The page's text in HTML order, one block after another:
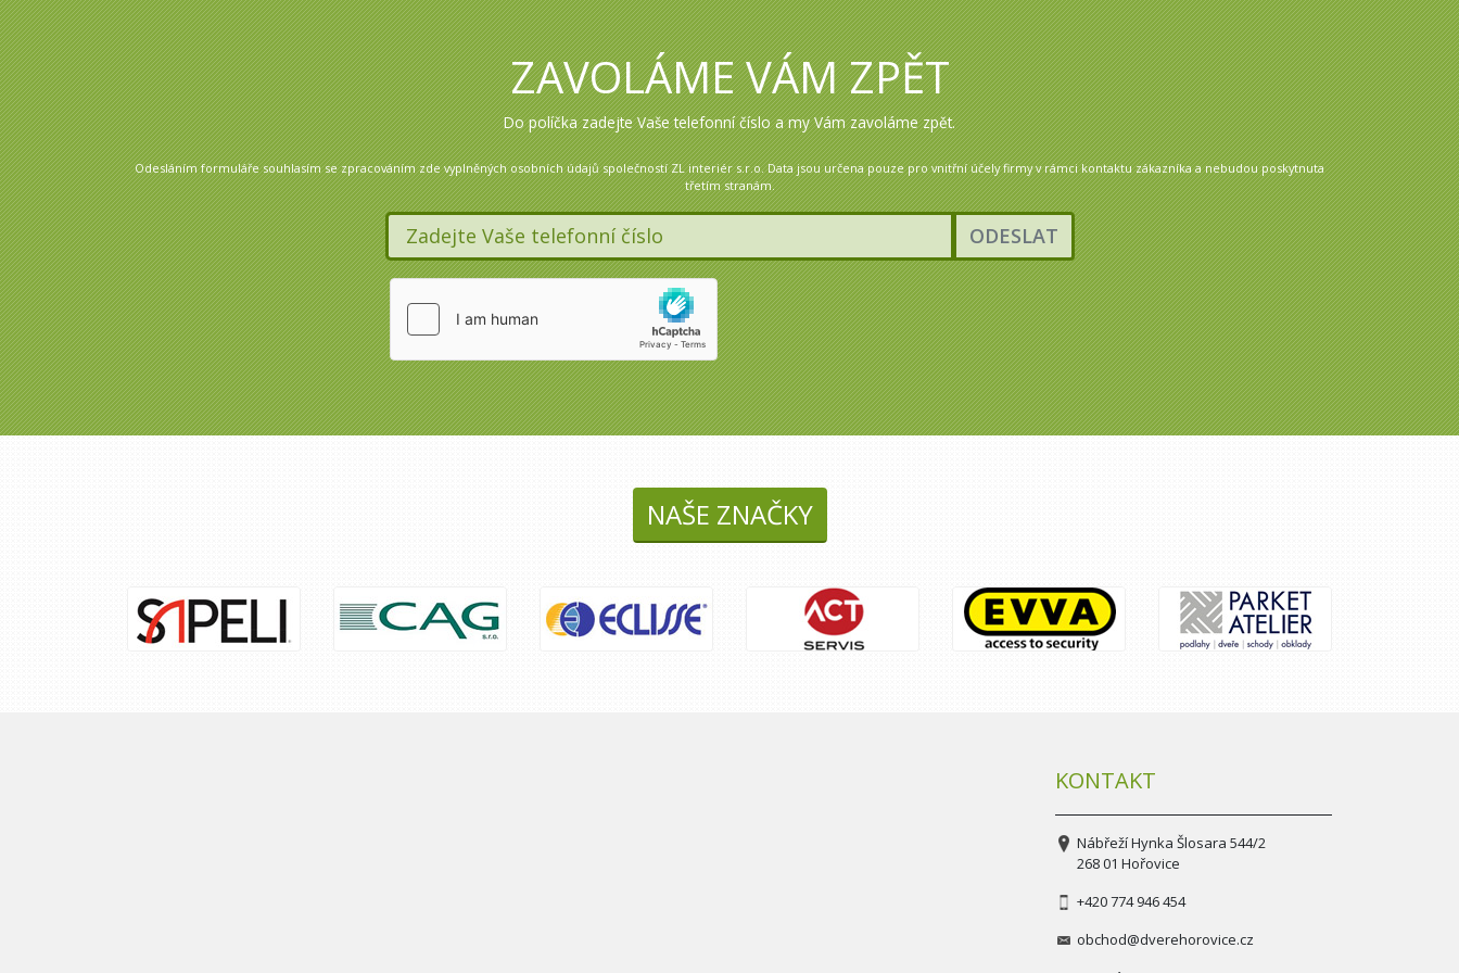
ZAVOLÁME VÁM ZPĚT
Do políčka zadejte Vaše telefonní číslo a my Vám zavoláme zpět.
Odesláním formuláře souhlasím se zpracováním zde vyplněných osobních údajů společností ZL interiér s.r.o. Data jsou určena pouze pro vnitřní účely firmy v rámci kontaktu zákazníka a nebudou poskytnuta
třetím stranám.
ODESLAT
NAŠE ZNAČKY
KONTAKT
Nábřeží Hynka Šlosara 544/2
268 01 Hořovice
+420 774 946 454
obchod@dverehorovice.cz